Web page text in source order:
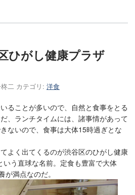
ひがし健康プラザ
二 カテゴリ: 洋食
ることが多いので、自然と食事をとる
、ランチタイムには、諸事情があって
ないので、食事は大体15時過ぎとな
よく出てくるのが渋谷区のひがし健康
う直球な名前。定食も豊富で大体
満点なのだ。